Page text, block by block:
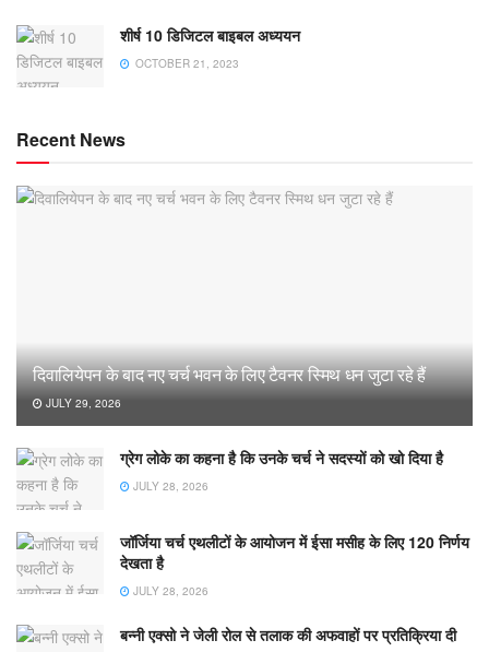
शीर्ष 10 डिजिटल बाइबल अध्ययन
OCTOBER 21, 2023
Recent News
दिवालियेपन के बाद नए चर्च भवन के लिए टैवनर स्मिथ धन जुटा रहे हैं
JULY 29, 2026
ग्रेग लोके का कहना है कि उनके चर्च ने सदस्यों को खो दिया है
JULY 28, 2026
जॉर्जिया चर्च एथलीटों के आयोजन में ईसा मसीह के लिए 120 निर्णय
देखता है
JULY 28, 2026
बन्नी एक्सो ने जेली रोल से तलाक की अफवाहों पर प्रतिक्रिया दी